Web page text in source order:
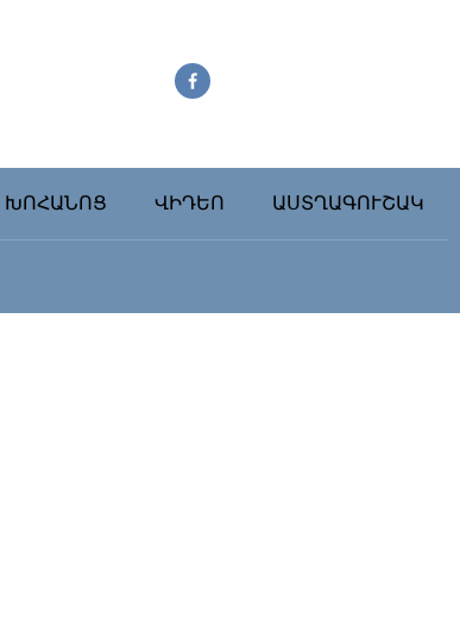
ԽՈՀԱՆՈՑ ՎԻԴԵՈ ԱՍՏՂԱԳՈՒՇԱԿ